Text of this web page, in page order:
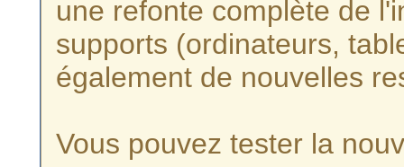
une refonte complète de
supports (ordinateurs,
également de nouvelles
Vous pouvez tester la